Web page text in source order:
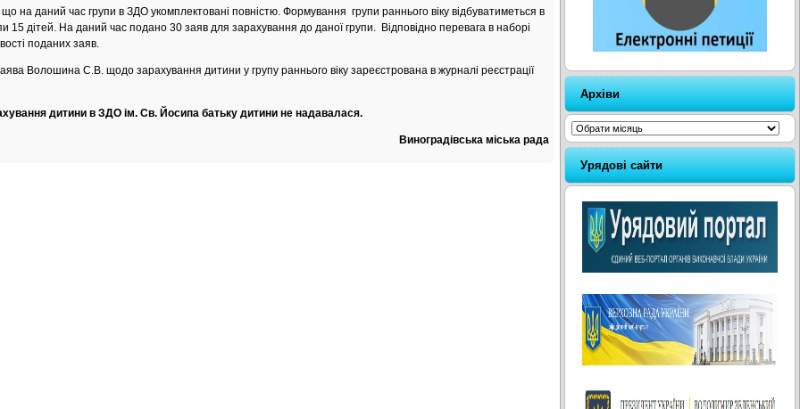
на даний час групи в ЗДО укомплектовані повністю. Формування групи раннього віку відбуватиметься в
15 дітей. На даний час подано 30 заяв для зарахування до даної групи. Відповідно перевага в наборі
поданих заяв.
Волошина С.В. щодо зарахування дитини у групу раннього віку зареєстрована в журналі реєстрації
дитини в ЗДО ім. Св. Йосипа батьку дитини не надавалася.
Виноградівська міська рада
Архіви
Архіви
Урядові сайти